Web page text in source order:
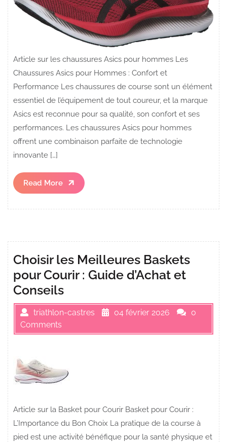
Article sur les chaussures Asics pour hommes Les
Chaussures Asics pour Hommes : Confort et
Performance Les chaussures de course sont un élément
essentiel de l’équipement de tout coureur, et la marque
Asics est reconnue pour sa qualité, son confort et ses
performances. Les chaussures Asics pour hommes
offrent une combinaison parfaite de technologie
innovante […]
Read More
Read
More
Choisir les Meilleures Baskets
pour Courir : Guide d’Achat et
Conseils
triathlon-castres 04 février 2026
0
Comments
Article sur la Basket pour Courir Basket pour Courir :
L’Importance du Bon Choix La pratique de la course à
pied est une activité bénéfique pour la santé physique et